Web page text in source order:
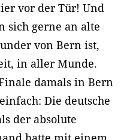
vor der Tür! Und
sich gerne an alte
von Bern ist,
in aller Munde.
damals in Bern
Die deutsche
der absolute